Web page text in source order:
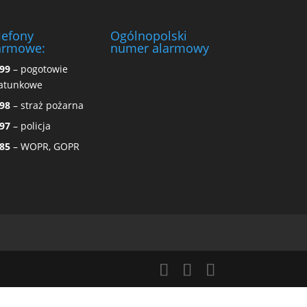
– pogotowie
– straż pożarna
– policja
– WOPR, GOPR
Ogólnopolski
numer alarmowy